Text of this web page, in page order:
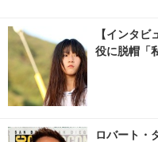
【インタ
役に脱帽「
ロバート・